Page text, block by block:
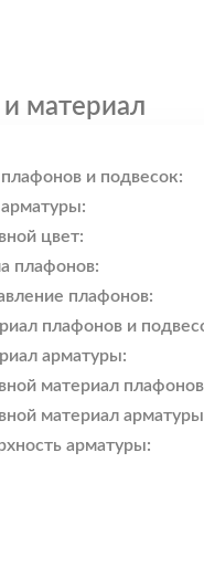
и материал
и подвесок:
цвет:
плафонов:
плафонов:
плафонов и
арматуры:
материал
материал
арматуры: